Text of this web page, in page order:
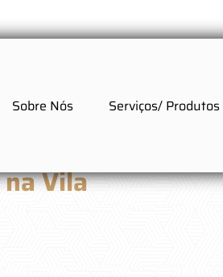
Sobre Nós Serviços/ Produtos
Vila